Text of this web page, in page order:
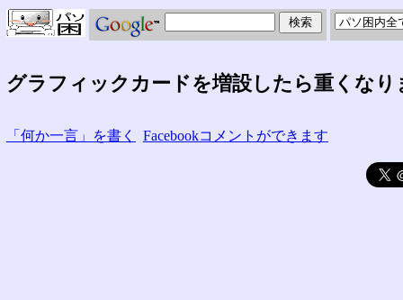
グラフィックカードを増設したら重くなり
「何か一言」を書く Facebookコメントができます